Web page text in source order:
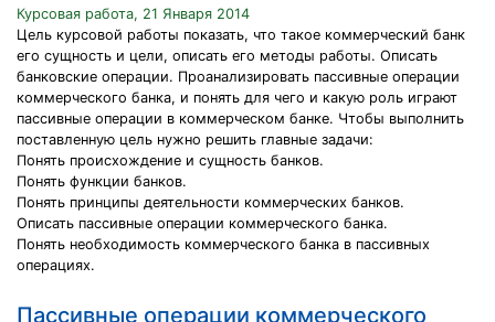
Курсовая работа, 21 Января 2014
Цель курсовой работы показать, что такое коммерческий банк
его сущность и цели, описать его методы работы. Описать
банковские операции. Проанализировать пассивные операции
коммерческого банка, и понять для чего и какую роль играют
пассивные операции в коммерческом банке. Чтобы выполнить
поставленную цель нужно решить главные задачи:
Понять происхождение и сущность банков.
Понять функции банков.
Понять принципы деятельности коммерческих банков.
Описать пассивные операции коммерческого банка.
Понять необходимость коммерческого банка в пассивных
операциях.
Пассивные операции коммерческого